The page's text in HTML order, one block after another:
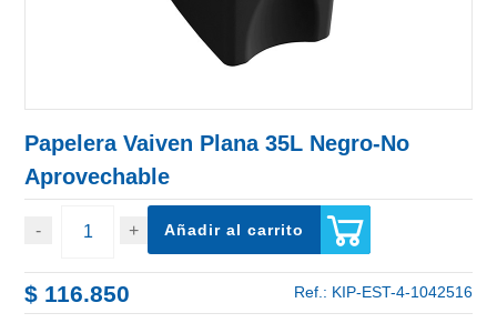
Papelera Vaiven Plana 35L Negro-No
Aprovechable
Añadir al carrito
$ 116.850 Ref.: KIP-EST-4-1042516